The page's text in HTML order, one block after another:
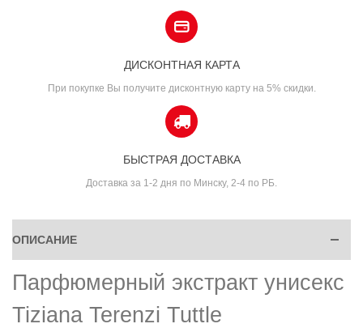
ДИСКОНТНАЯ КАРТА
При покупке Вы получите дисконтную карту на 5% скидки.
БЫСТРАЯ ДОСТАВКА
Доставка за 1-2 дня по Минску, 2-4 по РБ.
ОПИСАНИЕ
Парфюмерный экстракт унисекс
Tiziana Terenzi Tuttle